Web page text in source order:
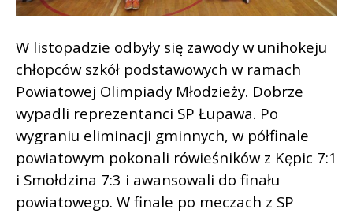
W listopadzie odbyły się zawody w unihokeju
chłopców szkół podstawowych w ramach
Powiatowej Olimpiady Młodzieży. Dobrze
wypadli reprezentanci SP Łupawa. Po
wygraniu eliminacji gminnych, w półfinale
powiatowym pokonali rówieśników z Kępic 7:1
i Smołdzina 7:3 i awansowali do finału
powiatowego. W finale po meczach z SP